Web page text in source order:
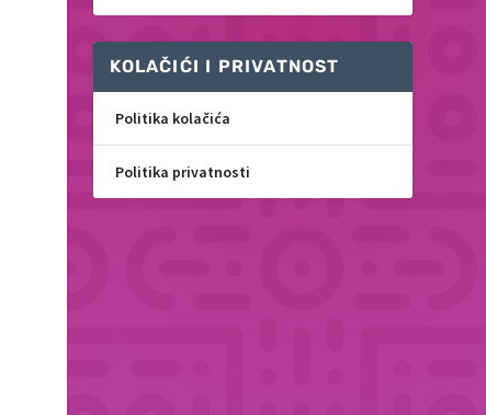
KOLAČIĆI I PRIVATNOST
Politika kolačića
Politika privatnosti